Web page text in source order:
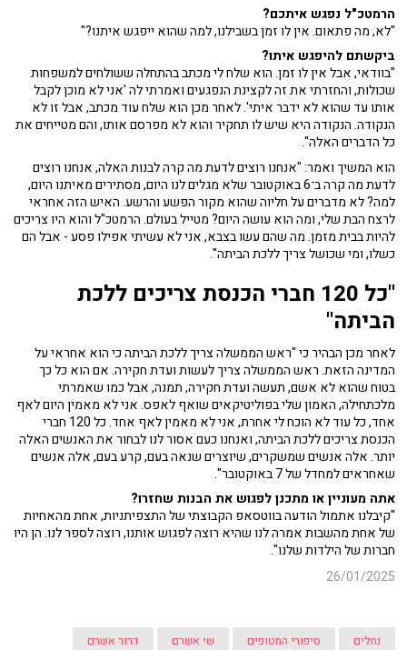
הרמטכ"ל נפגש איתכם?
"לא, מה פתאום. אין לו זמן בשבילנו, למה שהוא ייפגש איתנו?"
ביקשתם להיפגש איתו?
"בוודאי, אבל אין לו זמן. הוא שלח לי מכתב בהתחלה ששולחים למשפחות
שכולות, והחזרתי את זה לקצינת הנפגעים ואמרתי לה 'אני לא מוכן לקבל
אותו עד שהוא לא ידבר איתי'. לאחר מכן הוא שלח עוד מכתב, אבל זו לא
הנקודה. הנקודה היא שיש לו תחקיר והוא לא מפרסם אותו, והם מטייחים את
כל הדברים האלה".
הוא המשיך ואמר: "אנחנו רוצים לדעת מה קרה לבנות האלה, אנחנו רוצים
לדעת מה קרה ב־6 באוקטובר שלא מגלים לנו היום, מסתירים מאיתנו היום,
למה? לא מדברים על חליוה שהוא מקור הפשע והרשע. האיש הזה אחראי
לרצח הבת שלי, ומה הוא עושה היום? מטייל בעולם. הרמטכ"ל והוא היו צריכים
להיות בבית מזמן. מה שהם עשו בצבא, אני לא עשיתי אפילו פסע - אבל הם
כשלו, ומי שכושל צריך ללכת הביתה".
"כל 120 חברי הכנסת צריכים ללכת
הביתה"
לאחר מכן הבהיר כי "ראש הממשלה צריך ללכת הביתה כי הוא אחראי על
המדינה הזאת. ראש הממשלה צריך לעשות ועדת חקירה. אם הוא כל כך
בטוח שהוא לא אשם, תעשה ועדת חקירה, תמנה, אבל כמו שאמרתי
מלכתחילה, האמון שלי בפוליטיקאים שואף לאפס. אני לא מאמין היום לאף
אחד, כל עוד לא הוכח לי אחרת, אני לא מאמין לאף אחד. כל 120 חברי
הכנסת צריכים ללכת הביתה, ואנחנו כעם אסור לנו לבחור את האנשים האלה
יותר. אלה אנשים שמשקרים, שיוצרים שנאה בעם, קרע בעם, אלה אנשים
שאחראים למחדל של 7 באוקטובר".
אתה מעוניין או מתכנן לפגוש את הבנות שחזרו?
"קיבלנו אתמול הודעה בווטסאפ הקבוצתי של התצפיתניות, אחת מהאחיות
של אחת מהשבות אמרה לנו שהיא רוצה לפגוש אותנו, רוצה לספר לנו. הן היו
חברות של הילדות שלנו".
26/01/2025
נחלים סיפורי החטופים שי אשרם
דרור אשרם